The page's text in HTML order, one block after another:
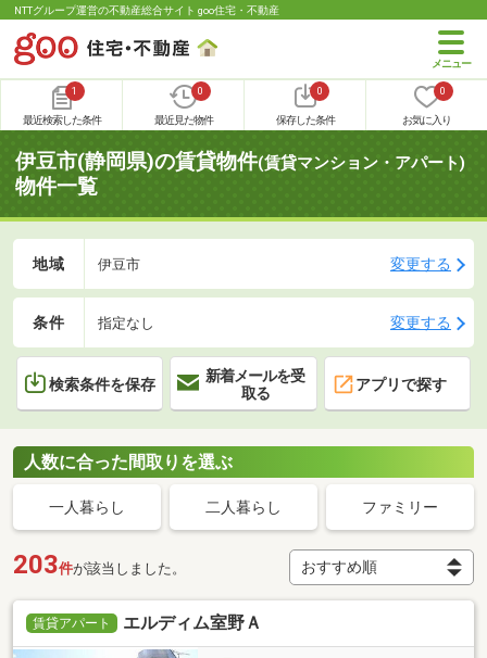
NTTグループ運営の不動産総合サイト goo住宅・不動産
1
最近検索した条件
0
最近見た物件
0
保存した条件
0
お気に入り
伊豆市(静岡県)の賃貸物件(賃貸マンション・アパート)
物件一覧
地域 伊豆市 変更する
条件 指定なし 変更する
検索条件を保存
新着メールを受
取る
アプリで探す
人数に合った間取りを選ぶ
一人暮らし 二人暮らし ファミリー
203件が該当しました。
賃貸アパート エルディム室野Ａ